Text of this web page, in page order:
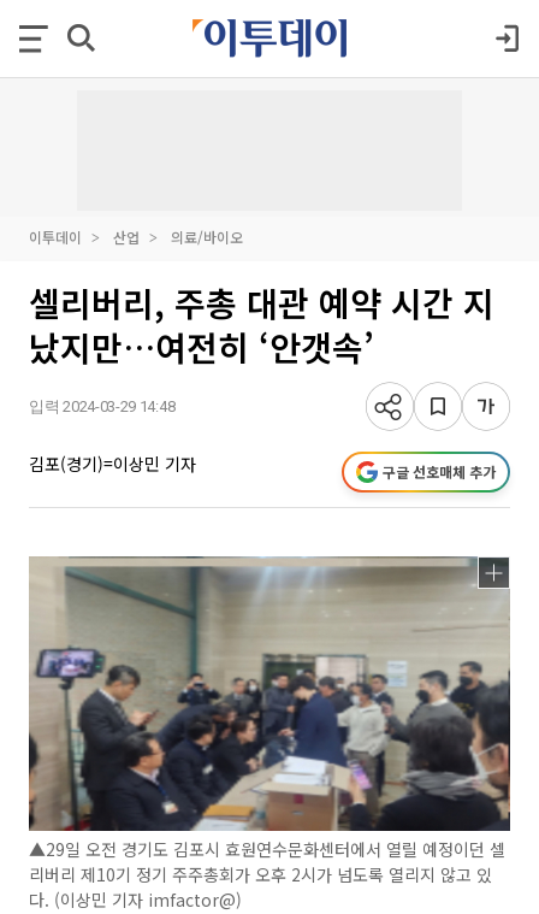
이투데이 산업 의료/바이오
셀리버리, 주총 대관 예약 시간 지
났지만…여전히 ‘안갯속’
입력 2024-03-29 14:48
김포(경기)=이상민 기자 구글 선호매체 추가
▲29일 오전 경기도 김포시 효원연수문화센터에서 열릴 예정이던 셀
리버리 제10기 정기 주주총회가 오후 2시가 넘도록 열리지 않고 있
다. (이상민 기자 imfactor@)